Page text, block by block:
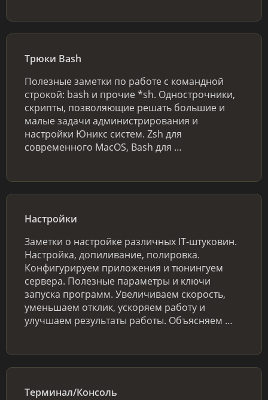
Трюки Bash
Полезные заметки по работе с командной
строкой: bash и прочие *sh. Однострочники,
скрипты, позволяющие решать большие и
малые задачи администрирования и
настройки Юникс систем. Zsh для
современного MacOS, Bash для …
Настройки
Заметки о настройке различных IT-штуковин.
Настройка, допиливание, полировка.
Конфигурируем приложения и тюнингуем
сервера. Полезные параметры и ключи
запуска программ. Увеличиваем скорость,
уменьшаем отклик, ускоряем работу и
улучшаем результаты работы. Объясняем …
Терминал/Консоль